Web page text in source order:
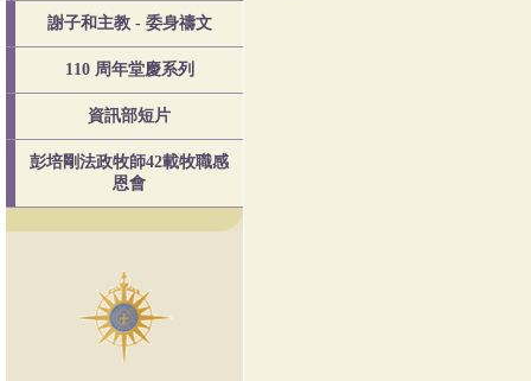
謝子和主教 - 委身禱文
110 周年堂慶系列
資訊部短片
彭培剛法政牧師42載牧職感
恩會